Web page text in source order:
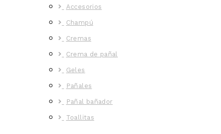
Accesorios
Champú
Cremas
Crema de pañal
Geles
Pañales
Pañal bañador
Toallitas